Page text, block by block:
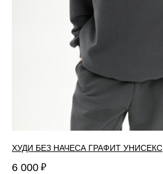
ХУДИ БЕЗ НАЧЕСА ГРАФИТ УНИСЕКС
6 000 ₽